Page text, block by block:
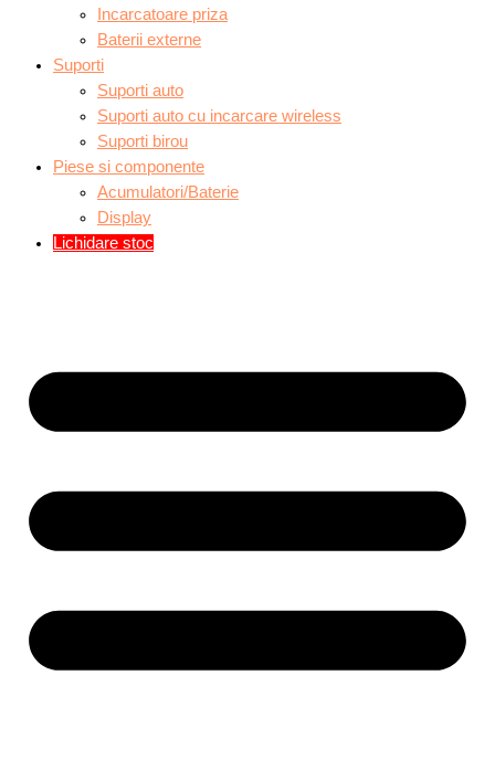
Incarcatoare priza
Baterii externe
Suporti
Suporti auto
Suporti auto cu incarcare wireless
Suporti birou
Piese si componente
Acumulatori/Baterie
Display
Lichidare stoc